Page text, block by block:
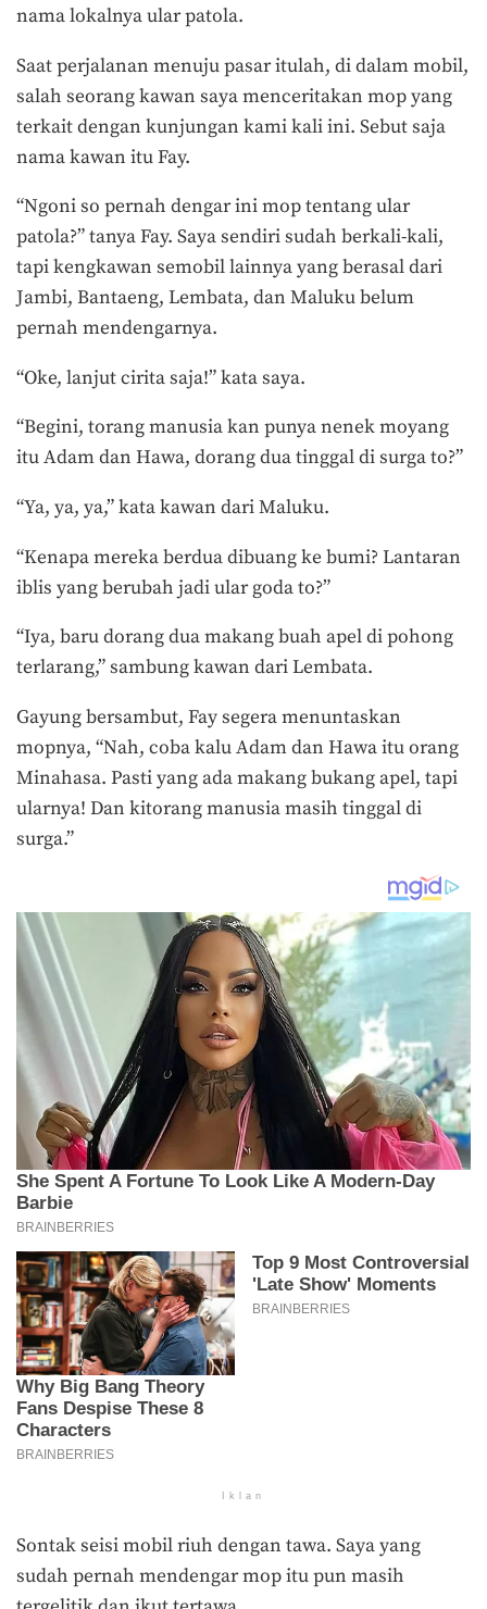
nama lokalnya ular patola.
Saat perjalanan menuju pasar itulah, di dalam mobil,
salah seorang kawan saya menceritakan mop yang
terkait dengan kunjungan kami kali ini. Sebut saja
nama kawan itu Fay.
“Ngoni so pernah dengar ini mop tentang ular
patola?” tanya Fay. Saya sendiri sudah berkali-kali,
tapi kengkawan semobil lainnya yang berasal dari
Jambi, Bantaeng, Lembata, dan Maluku belum
pernah mendengarnya.
“Oke, lanjut cirita saja!” kata saya.
“Begini, torang manusia kan punya nenek moyang
itu Adam dan Hawa, dorang dua tinggal di surga to?”
“Ya, ya, ya,” kata kawan dari Maluku.
“Kenapa mereka berdua dibuang ke bumi? Lantaran
iblis yang berubah jadi ular goda to?”
“Iya, baru dorang dua makang buah apel di pohong
terlarang,” sambung kawan dari Lembata.
Gayung bersambut, Fay segera menuntaskan
mopnya, “Nah, coba kalu Adam dan Hawa itu orang
Minahasa. Pasti yang ada makang bukang apel, tapi
ularnya! Dan kitorang manusia masih tinggal di
surga.”
Iklan
Sontak seisi mobil riuh dengan tawa. Saya yang
sudah pernah mendengar mop itu pun masih